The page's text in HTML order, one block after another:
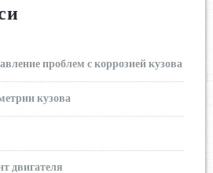
проблем с коррозией кузова
кузова
двигателя